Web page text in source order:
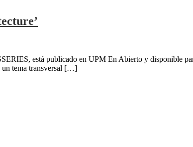
está publicado en UPM En Abierto y disponible
un tema transversal […]